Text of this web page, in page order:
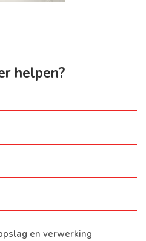
helpen?
en verwerking